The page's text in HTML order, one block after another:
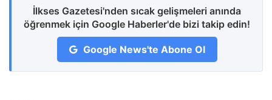
İlkses Gazetesi'nden sıcak gelişmeleri anında
öğrenmek için Google Haberler'de bizi takip edin!
Google News'te Abone Ol